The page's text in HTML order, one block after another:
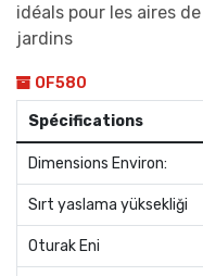
idéals pour les aires
jardins
OF580
Spécifications
Dimensions Environ:
Sırt yaslama yüksekliği
Oturak Eni